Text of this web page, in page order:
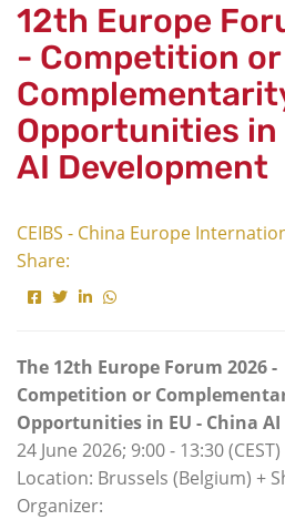
12th Europe
- Competition or
Opportunities in
AI Development
CEIBS - China Europe
Share:
The 12th Europe Forum 2026 -
Competition or
Opportunities in EU - China
24 June 2026; 9:00 - 13:30 (CEST)
Location: Brussels (Belgium) +
Organizer: